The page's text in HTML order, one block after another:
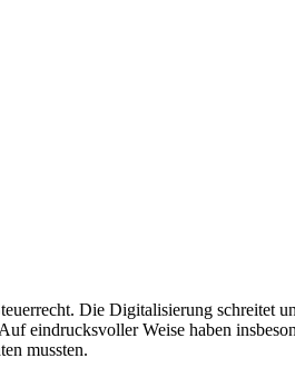
Die Digitalisierung schreitet
eindrucksvoller Weise haben
mussten.